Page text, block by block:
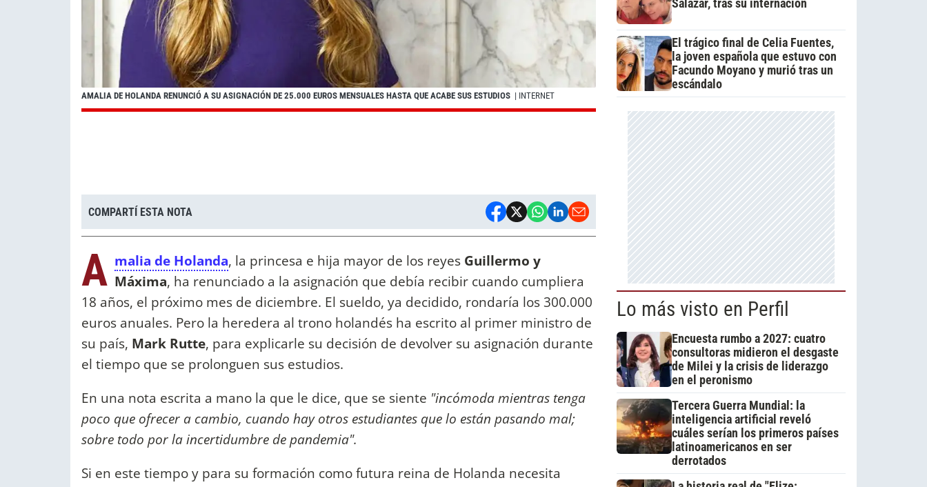
AMALIA DE HOLANDA RENUNCIÓ A SU ASIGNACIÓN DE 25.000 EUROS MENSUALES HASTA QUE ACABE SUS ESTUDIOS | INTERNET
COMPARTÍ ESTA NOTA
A malia de Holanda, la princesa e hija mayor de los reyes Guillermo y
Máxima, ha renunciado a la asignación que debía recibir cuando cumpliera
18 años, el próximo mes de diciembre. El sueldo, ya decidido, rondaría los 300.000
euros anuales. Pero la heredera al trono holandés ha escrito al primer ministro de
su país, Mark Rutte, para explicarle su decisión de devolver su asignación durante
el tiempo que se prolonguen sus estudios.
En una nota escrita a mano la que le dice, que se siente "incómoda mientras tenga
poco que ofrecer a cambio, cuando hay otros estudiantes que lo están pasando mal;
sobre todo por la incertidumbre de pandemia".
Si en este tiempo y para su formación como futura reina de Holanda necesita
Salazar, tras su internación
El trágico final de Celia Fuentes,
la joven española que estuvo con
Facundo Moyano y murió tras un
escándalo
Lo más visto en Perfil
Encuesta rumbo a 2027: cuatro
consultoras midieron el desgaste
de Milei y la crisis de liderazgo
en el peronismo
Tercera Guerra Mundial: la
inteligencia artificial reveló
cuáles serían los primeros países
latinoamericanos en ser
derrotados